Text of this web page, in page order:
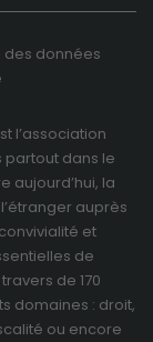
des données
l’association
partout dans le
aujourd’hui, la
auprès
et
de
travers de 170
domaines : droit,
ou encore